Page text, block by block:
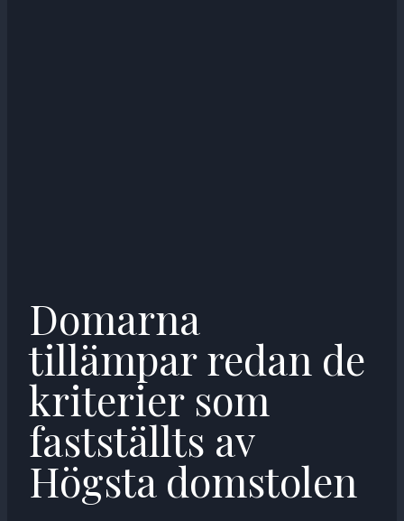
Domarna
tillämpar redan de
kriterier som
fastställts av
Högsta domstolen